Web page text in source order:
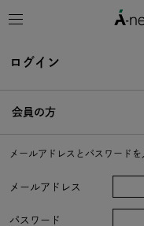
ログイン
会員の方
メールアドレスとパスワード
メールアドレス
パスワード